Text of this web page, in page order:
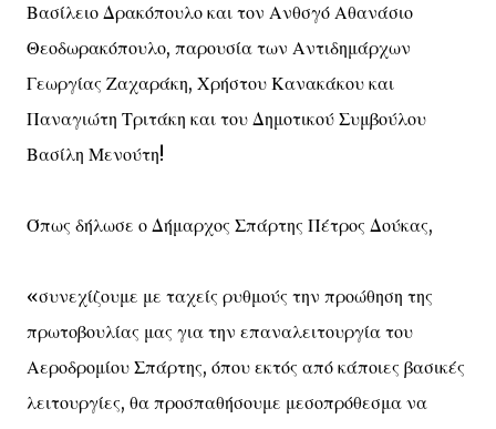
Βασίλειο Δρακόπουλο και τον Ανθσγό Αθανάσιο
Θεοδωρακόπουλο, παρουσία των Αντιδημάρχων
Γεωργίας Ζαχαράκη, Χρήστου Κανακάκου και
Παναγιώτη Τριτάκη και του Δημοτικού Συμβούλου
Βασίλη Μενούτη!
Όπως δήλωσε ο Δήμαρχος Σπάρτης Πέτρος Δούκας,
«συνεχίζουμε με ταχείς ρυθμούς την προώθηση της
πρωτοβουλίας μας για την επαναλειτουργία του
Αεροδρομίου Σπάρτης, όπου εκτός από κάποιες βασικές
λειτουργίες, θα προσπαθήσουμε μεσοπρόθεσμα να